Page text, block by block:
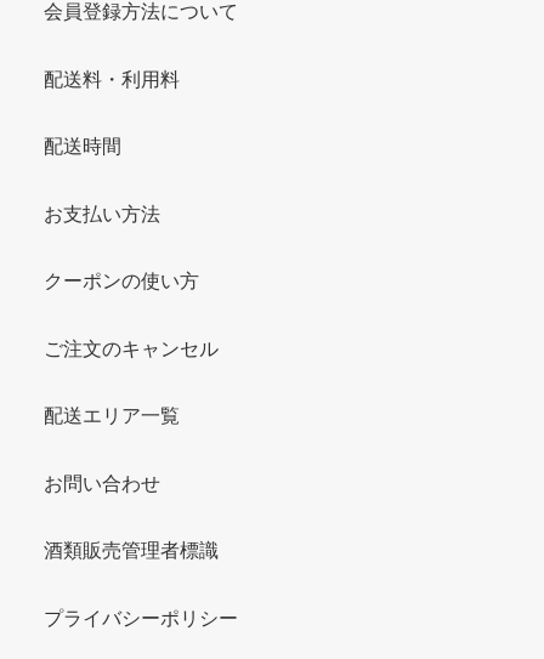
会員登録方法について
配送料・利用料
配送時間
お支払い方法
クーポンの使い方
ご注文のキャンセル
配送エリア一覧
お問い合わせ
酒類販売管理者標識
プライバシーポリシー